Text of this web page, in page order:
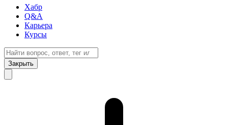
Хабр
Q&A
Карьера
Курсы
Закрыть